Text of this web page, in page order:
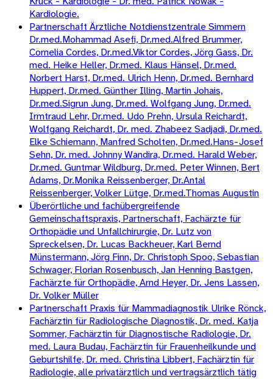
Kardiologie.
Partnerschaft Ärztliche Notdienstzentrale Simmern
Dr.med.Mohammad Asefi, Dr.med.Alfred Brummer,
Cornelia Cordes, Dr.med.Viktor Cordes, Jörg Gass, Dr.
med. Heike Heller, Dr.med. Klaus Hänsel, Dr.med.
Norbert Harst, Dr.med. Ulrich Henn, Dr.med. Bernhard
Huppert, Dr.med. Günther Illing, Martin Johais,
Dr.med.Sigrun Jung, Dr.med. Wolfgang Jung, Dr.med.
Irmtraud Lehr, Dr.med. Udo Prehn, Ursula Reichardt,
Wolfgang Reichardt, Dr. med. Zhabeez Sadjadi, Dr.med.
Elke Schiemann, Manfred Scholten, Dr.med.Hans-Josef
Sehn, Dr. med. Johnny Wandira, Dr.med. Harald Weber,
Dr.med. Guntmar Wildburg, Dr.med. Peter Winnen, Bert
Adams, Dr.Monika Reissenberger, Dr.Antal
Reissenberger, Volker Lütge, Dr.med.Thomas Augustin
Überörtliche und fachübergreifende
Gemeinschaftspraxis, Partnerschaft, Fachärzte für
Orthopädie und Unfallchirurgie, Dr. Lutz von
Spreckelsen, Dr. Lucas Backheuer, Karl Bernd
Münstermann, Jörg Finn, Dr. Christoph Spoo, Sebastian
Schwager, Florian Rosenbusch, Jan Henning Bastgen,
Fachärzte für Orthopädie, Arnd Heyer, Dr. Jens Lassen,
Dr. Volker Müller
Partnerschaft Praxis für Mammadiagnostik Ulrike Rönck,
Fachärztin für Radiologische Diagnostik, Dr. med. Katja
Sommer, Fachärztin für Diagnostische Radiologie, Dr.
med. Laura Budau, Fachärztin für Frauenheilkunde und
Geburtshilfe, Dr. med. Christina Libbert, Fachärztin für
Radiologie, alle privatärztlich und vertragsärztlich tätig